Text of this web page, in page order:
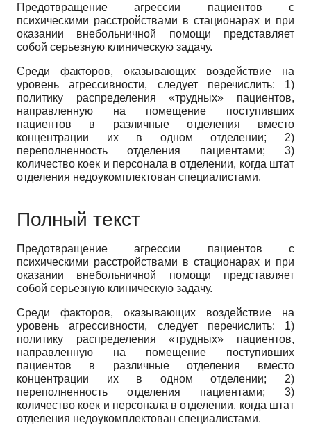
Предотвращение агрессии пациентов с
психическими расстройствами в стационарах и при
оказании внебольничной помощи представляет
собой серьезную клиническую задачу.
Среди факторов, оказывающих воздействие на
уровень агрессивности, следует перечислить: 1)
политику распределения «трудных» пациентов,
направленную на помещение поступивших
пациентов в различные отделения вместо
концентрации их в одном отделении; 2)
переполненность отделения пациентами; 3)
количество коек и персонала в отделении, когда штат
отделения недоукомплектован специалистами.
Полный текст
Предотвращение агрессии пациентов с
психическими расстройствами в стационарах и при
оказании внебольничной помощи представляет
собой серьезную клиническую задачу.
Среди факторов, оказывающих воздействие на
уровень агрессивности, следует перечислить: 1)
политику распределения «трудных» пациентов,
направленную на помещение поступивших
пациентов в различные отделения вместо
концентрации их в одном отделении; 2)
переполненность отделения пациентами; 3)
количество коек и персонала в отделении, когда штат
отделения недоукомплектован специалистами.